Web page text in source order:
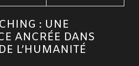
: UNE
ANCRÉE DANS
L’HUMANITÉ